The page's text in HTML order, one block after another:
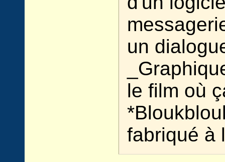
un
le film où
fabriqué à